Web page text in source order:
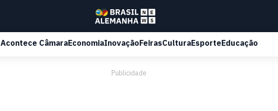
Acontece CâmaraEconomiaInovaçãoFeirasCulturaEsporteEducação
Publicidade